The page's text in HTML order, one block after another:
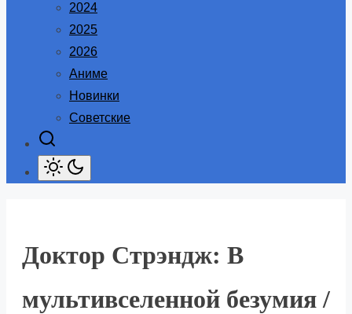
2024
2025
2026
Аниме
Новинки
Советские
Доктор Стрэндж: В
мультивселенной безумия /